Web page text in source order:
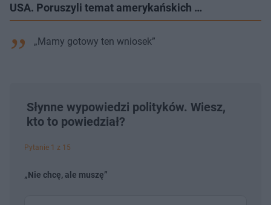
USA. Poruszyli temat amerykańskich …
„Mamy gotowy ten wniosek”
Słynne wypowiedzi polityków. Wiesz,
kto to powiedział?
Pytanie 1 z 15
„Nie chcę, ale muszę”